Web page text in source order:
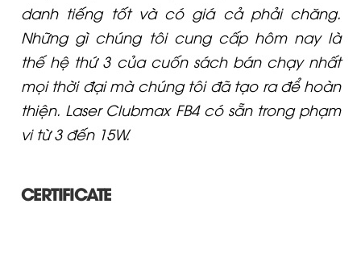
danh tiếng tốt và có giá cả phải chăng.
Những gì chúng tôi cung cấp hôm nay là
thế hệ thứ 3 của cuốn sách bán chạy nhất
mọi thời đại mà chúng tôi đã tạo ra để hoàn
thiện. Laser Clubmax FB4 có sẵn trong phạm
vi từ 3 đến 15W.
CERTIFICATE